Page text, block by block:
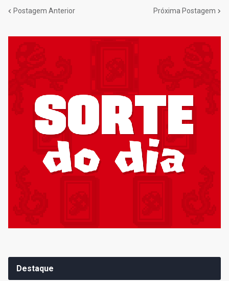
Postagem Anterior Próxima Postagem
Destaque